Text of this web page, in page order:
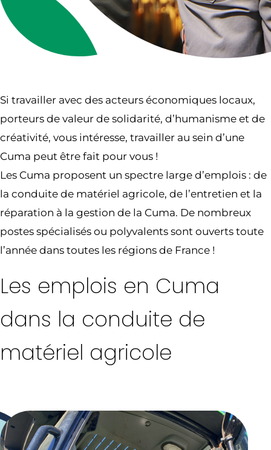
Si travailler avec des acteurs économiques locaux,
porteurs de valeur de solidarité, d’humanisme et de
créativité, vous intéresse, travailler au sein d’une
Cuma peut être fait pour vous !
Les Cuma proposent un spectre large d’emplois : de
la conduite de matériel agricole, de l’entretien et la
réparation à la gestion de la Cuma. De nombreux
postes spécialisés ou polyvalents sont ouverts toute
l’année dans toutes les régions de France !
Les emplois en Cuma
dans la conduite de
matériel agricole